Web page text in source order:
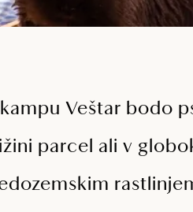
Veštar bodo
parcel ali v